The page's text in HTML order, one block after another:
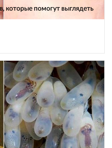
которые помогут выглядеть